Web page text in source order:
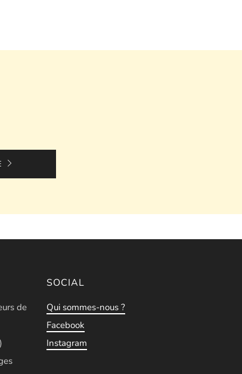
de
SOCIAL
Qui sommes-nous ?
Facebook
Instagram